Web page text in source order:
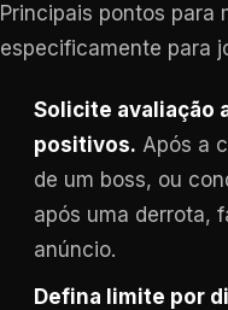
Principais pontos para
especificamente para
Solicite avaliação
positivos. Após a
de um boss, ou
após uma derrota,
anúncio.
Defina limite por